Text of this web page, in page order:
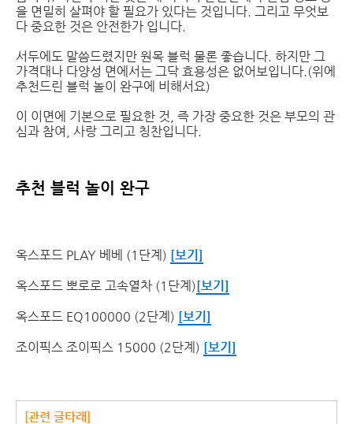
을 면밀히 살펴야 할 필요가 있다는 것입니다. 그리고 무엇보
다 중요한 것은 안전한가 입니다.
서두에도 말씀드렸지만 원목 블럭 물론 좋습니다. 하지만 그
가격대나 다양성 면에서는 그닥 효용성은 없어보입니다.(위에
추천드린 블럭 놀이 완구에 비해서요)
이 이면에 기본으로 필요한 것, 즉 가장 중요한 것은 부모의 관
심과 참여, 사랑 그리고 칭찬입니다.
추천 블럭 놀이 완구
옥스포드 PLAY 베베 (1단계) [보기]
옥스포드 뽀로로 고속열차 (1단계)[보기]
옥스포드 EQ100000 (2단계) [보기]
조이픽스 조이픽스 15000 (2단계) [보기]
[관련 글타래]